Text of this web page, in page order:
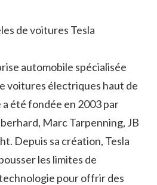
de voitures Tesla
automobile spécialisée
voitures électriques haut de
a été fondée en 2003 par
Marc Tarpenning, JB
Depuis sa création, Tesla
les limites de
pour offrir des